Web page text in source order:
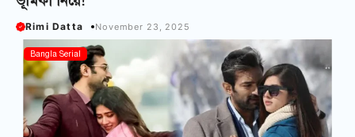
Rimi Datta November 23, 2025
Bangla Serial